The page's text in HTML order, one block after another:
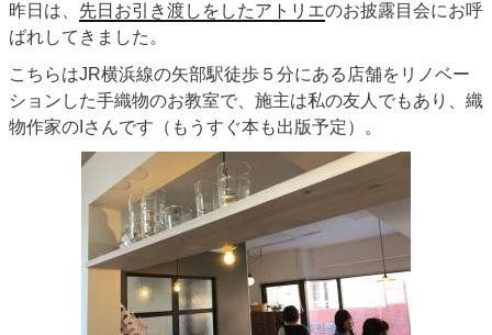
昨日は、 先日お引き渡しをしたアトリエのお披露目会にお呼
ばれしてきました。
こちらはJR横浜線の矢部駅徒歩５分にある店舗をリノベー
ションした手織物のお教室で、施主は私の友人でもあり、織
物作家のIさんです（もうすぐ本も出版予定）。